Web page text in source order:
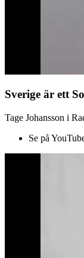
Sverige är ett
Tage Johansson i
Se på